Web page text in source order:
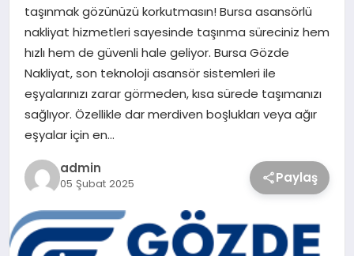
taşınmak gözünüzü korkutmasın! Bursa asansörlü
nakliyat hizmetleri sayesinde taşınma süreciniz hem
hızlı hem de güvenli hale geliyor. Bursa Gözde
Nakliyat, son teknoloji asansör sistemleri ile
eşyalarınızı zarar görmeden, kısa sürede taşımanızı
sağlıyor. Özellikle dar merdiven boşlukları veya ağır
eşyalar için en…
admin
05 Şubat 2025 Paylaş